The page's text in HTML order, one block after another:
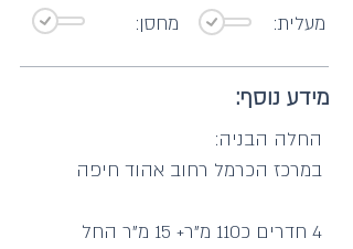
מחסן: מעלית:
מידע נוסף:
החלה הבניה:
במרכז הכרמל רחוב אהוד חיפה
4 חדרים כ110 מ"ר+ 15 מ"ר החל